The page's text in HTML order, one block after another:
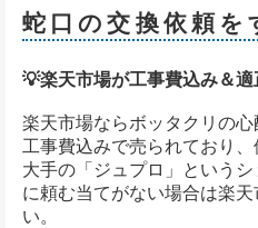
蛇口の交換依頼を
💡楽天市場が工事費込み＆
楽天市場ならボッタクリの心
工事費込みで売られており
大手の「ジュプロ」という
に頼む当てがない場合は楽
い。